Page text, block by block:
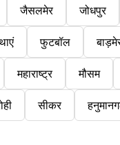
जैसलमेर जोधपुर
फुटबॉल
महाराष्ट्र मौसम
सीकर